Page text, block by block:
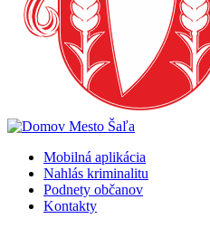
Mobilná aplikácia
Nahlás kriminalitu
Podnety občanov
Kontakty